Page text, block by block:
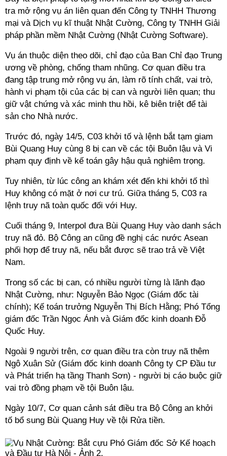
tra mở rộng vụ án liên quan đến Công ty TNHH Thương
mại và Dịch vụ kĩ thuật Nhật Cường, Công ty TNHH Giải
pháp phần mềm Nhật Cường (Nhật Cường Software).
Vụ án thuộc diện theo dõi, chỉ đạo của Ban Chỉ đạo Trung
ương về phòng, chống tham nhũng. Cơ quan điều tra
đang tập trung mở rộng vụ án, làm rõ tính chất, vai trò,
hành vi phạm tội của các bị can và người liên quan; thu
giữ vật chứng và xác minh thu hồi, kê biên triệt để tài
sản cho Nhà nước.
Trước đó, ngày 14/5, C03 khởi tố và lệnh bắt tạm giam
Bùi Quang Huy cùng 8 bị can về các tội Buôn lậu và Vi
phạm quy định về kế toán gây hậu quả nghiêm trọng.
Tuy nhiên, từ lúc công an khám xét đến khi khởi tố thì
Huy không có mặt ở nơi cư trú. Giữa tháng 5, C03 ra
lệnh truy nã toàn quốc đối với Huy.
Cuối tháng 9, Interpol đưa Bùi Quang Huy vào danh sách
truy nã đỏ. Bộ Công an cũng đề nghị các nước Asean
phối hợp để truy nã, nếu bắt được sẽ trao trả về Việt
Nam.
Trong số các bị can, có nhiều người từng là lãnh đạo
Nhật Cường, như: Nguyễn Bảo Ngọc (Giám đốc tài
chính); Kế toán trưởng Nguyễn Thị Bích Hằng; Phó Tổng
giám đốc Trần Ngọc Ánh và Giám đốc kinh doanh Đỗ
Quốc Huy.
Ngoài 9 người trên, cơ quan điều tra còn truy nã thêm
Ngô Xuân Sử (Giám đốc kinh doanh Công ty CP Đầu tư
và Phát triển hạ tầng Thanh Sơn) - người bị cáo buộc giữ
vai trò đồng phạm về tội Buôn lậu.
Ngày 10/7, Cơ quan cảnh sát điều tra Bộ Công an khởi
tố bổ sung Bùi Quang Huy về tội Rửa tiền.